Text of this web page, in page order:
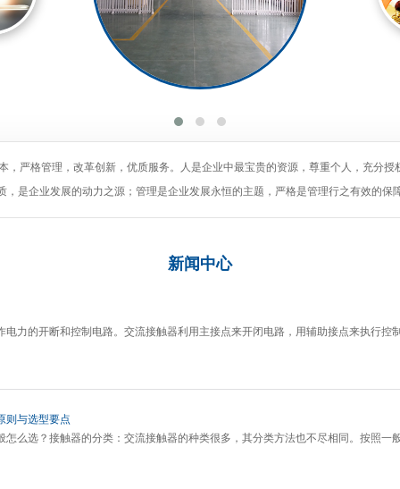
，严格管理，改革创新，优质服务。人是企业中最宝贵的资源，尊重个人，充分授
，是企业发展的动力之源；管理是企业发展永恒的主题，严格是管理行之有效的保
新闻 中心
电力的开断和控制电路。交流接触器利用主接点来开闭电路，用辅助接点来执行控
则与选型要点
怎么选？接触器的分类：交流接触器的种类很多，其分类方法也不尽相同。按照一